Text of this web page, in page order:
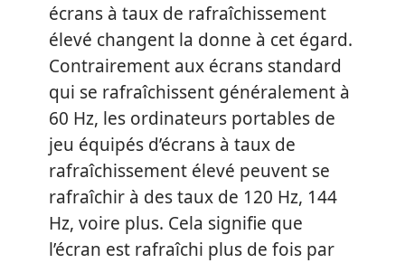
écrans à taux de rafraîchissement
élevé changent la donne à cet égard.
Contrairement aux écrans standard
qui se rafraîchissent généralement à
60 Hz, les ordinateurs portables de
jeu équipés d’écrans à taux de
rafraîchissement élevé peuvent se
rafraîchir à des taux de 120 Hz, 144
Hz, voire plus. Cela signifie que
l’écran est rafraîchi plus de fois par